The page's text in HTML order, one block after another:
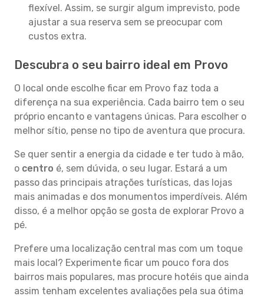
flexível. Assim, se surgir algum imprevisto, pode
ajustar a sua reserva sem se preocupar com
custos extra.
Descubra o seu bairro ideal em Provo
O local onde escolhe ficar em Provo faz toda a
diferença na sua experiência. Cada bairro tem o seu
próprio encanto e vantagens únicas. Para escolher o
melhor sítio, pense no tipo de aventura que procura.
Se quer sentir a energia da cidade e ter tudo à mão,
o centro é, sem dúvida, o seu lugar. Estará a um
passo das principais atrações turísticas, das lojas
mais animadas e dos monumentos imperdíveis. Além
disso, é a melhor opção se gosta de explorar Provo a
pé.
Prefere uma localização central mas com um toque
mais local? Experimente ficar um pouco fora dos
bairros mais populares, mas procure hotéis que ainda
assim tenham excelentes avaliações pela sua ótima